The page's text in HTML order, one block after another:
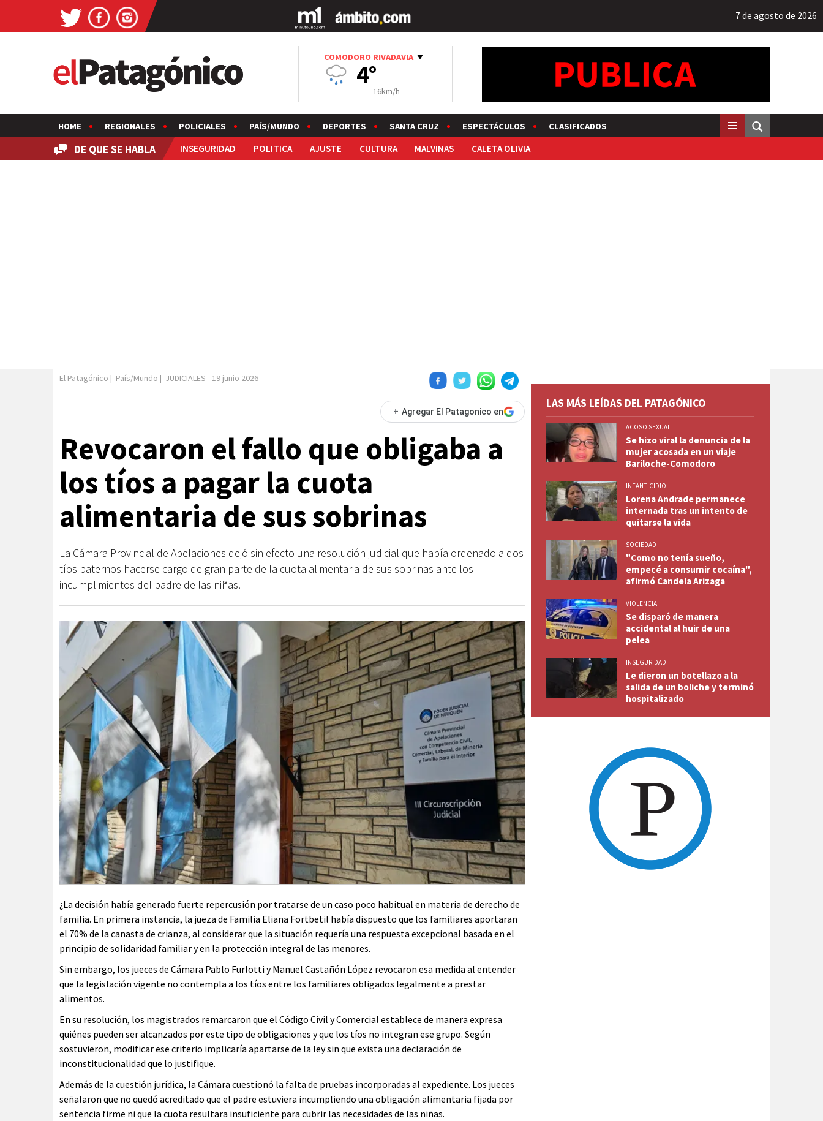
7 de agosto de 2026
COMODORO RIVADAVIA
4°
16km/h
HOME REGIONALES POLICIALES PAÍS/MUNDO DEPORTES SANTA CRUZ ESPECTÁCULOS CLASIFICADOS
DE QUE SE HABLA INSEGURIDAD POLITICA AJUSTE CULTURA MALVINAS CALETA OLIVIA
El Patagónico | País/Mundo | JUDICIALES - 19 junio 2026
+ Agregar El Patagonico en
Revocaron el fallo que obligaba a
los tíos a pagar la cuota
alimentaria de sus sobrinas
La Cámara Provincial de Apelaciones dejó sin efecto una resolución judicial que había ordenado a dos
tíos paternos hacerse cargo de gran parte de la cuota alimentaria de sus sobrinas ante los
incumplimientos del padre de las niñas.
¿La decisión había generado fuerte repercusión por tratarse de un caso poco habitual en materia de derecho de
familia. En primera instancia, la jueza de Familia Eliana Fortbetil había dispuesto que los familiares aportaran
el 70% de la canasta de crianza, al considerar que la situación requería una respuesta excepcional basada en el
principio de solidaridad familiar y en la protección integral de las menores.
Sin embargo, los jueces de Cámara Pablo Furlotti y Manuel Castañón López revocaron esa medida al entender
que la legislación vigente no contempla a los tíos entre los familiares obligados legalmente a prestar
alimentos.
En su resolución, los magistrados remarcaron que el Código Civil y Comercial establece de manera expresa
quiénes pueden ser alcanzados por este tipo de obligaciones y que los tíos no integran ese grupo. Según
sostuvieron, modificar ese criterio implicaría apartarse de la ley sin que exista una declaración de
inconstitucionalidad que lo justifique.
Además de la cuestión jurídica, la Cámara cuestionó la falta de pruebas incorporadas al expediente. Los jueces
señalaron que no quedó acreditado que el padre estuviera incumpliendo una obligación alimentaria fijada por
sentencia firme ni que la cuota resultara insuficiente para cubrir las necesidades de las niñas.
LAS MÁS LEÍDAS DEL PATAGÓNICO
ACOSO SEXUAL
Se hizo viral la denuncia de la
mujer acosada en un viaje
Bariloche-Comodoro
INFANTICIDIO
Lorena Andrade permanece
internada tras un intento de
quitarse la vida
SOCIEDAD
"Como no tenía sueño,
empecé a consumir cocaína",
afirmó Candela Arizaga
VIOLENCIA
Se disparó de manera
accidental al huir de una
pelea
INSEGURIDAD
Le dieron un botellazo a la
salida de un boliche y terminó
hospitalizado